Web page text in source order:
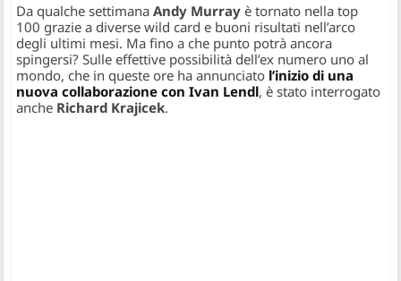
Da qualche settimanaAndy Murrayè tornato nella top
100 grazie a diverse wild card e buoni risultati nell’arco
degli ultimi mesi. Ma fino a che punto potrà ancora
spingersi? Sulle effettive possibilità dell’ex numero uno al
mondo, che in queste ore ha annunciato l’inizio di una
nuova collaborazione con Ivan Lendl, è stato interrogato
anche Richard Krajicek.